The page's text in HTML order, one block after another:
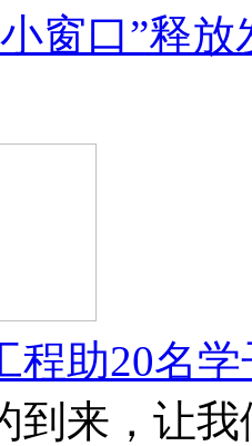
窗口”释放
程助20名
到来，让